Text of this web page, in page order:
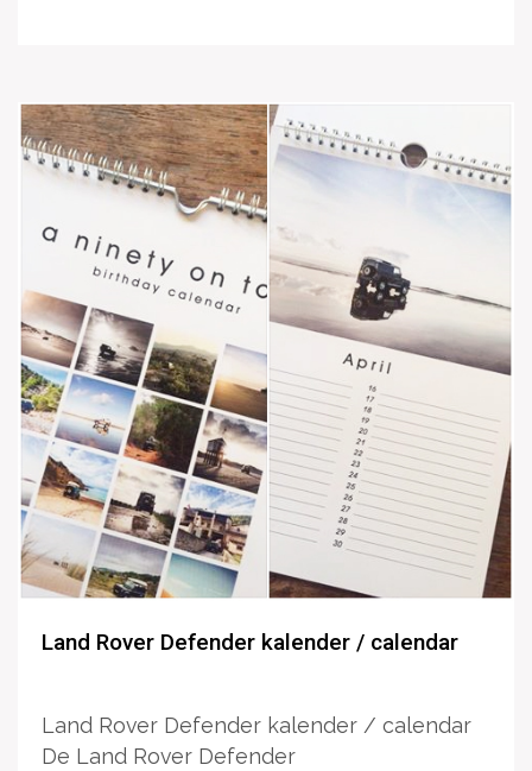
Land Rover Defender kalender / calendar
Land Rover Defender kalender / calendar
De Land Rover Defender